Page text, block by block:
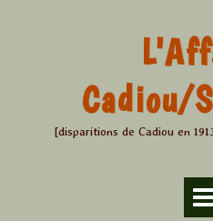
Cadiou/
[disparitions de Cadiou en